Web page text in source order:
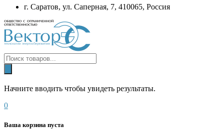
г. Саратов, ул. Саперная, 7, 410065, Россия
Начните вводить чтобы увидеть результаты.
0
Ваша корзина пуста